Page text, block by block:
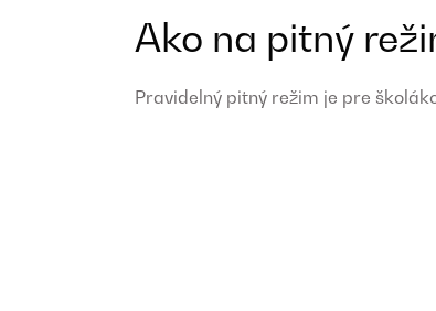
Ako na pitný
Pravidelný pitný režim je pre